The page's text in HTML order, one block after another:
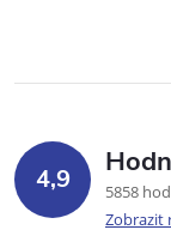
4,9
5858
Zobrazit